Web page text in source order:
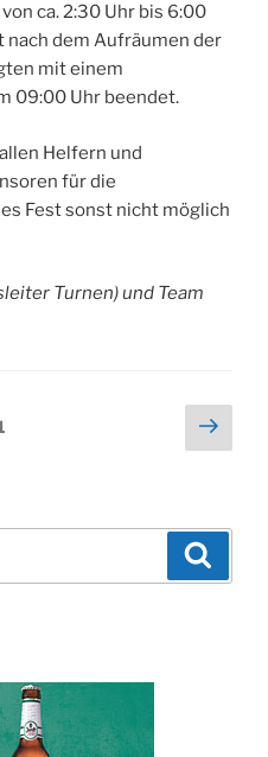
ca. 2:30 Uhr bis 6:00
nach dem Aufräumen der
mit einem
09:00 Uhr beendet.
Helfern und
für die
Fest sonst nicht möglich
Turnen) und Team